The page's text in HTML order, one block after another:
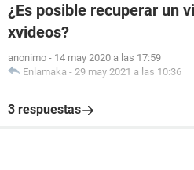
¿Es posible recuperar un
xvideos?
anonimo - 14 may 2020 a las 17:59
Enlamaka - 29 may 2021 a las 10:36
3 respuestas